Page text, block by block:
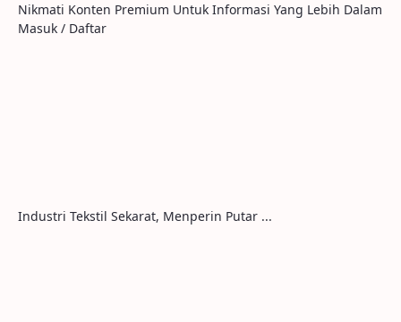
Nikmati Konten Premium Untuk Informasi Yang Lebih Dalam
Masuk / Daftar
Industri Tekstil Sekarat, Menperin Putar ...